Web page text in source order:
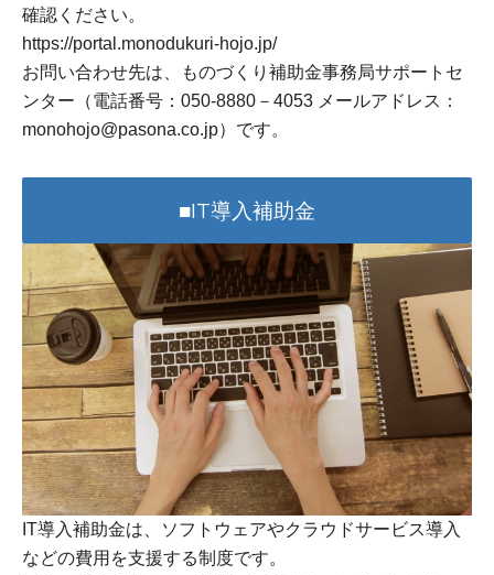
確認ください。
https://portal.monodukuri-hojo.jp/
お問い合わせ先は、ものづくり補助金事務局サポートセ
ンター（電話番号：050-8880－4053 メールアドレス：
monohojo@pasona.co.jp）です。
■IT導入補助金
IT導入補助金は、ソフトウェアやクラウドサービス導入
などの費用を支援する制度です。